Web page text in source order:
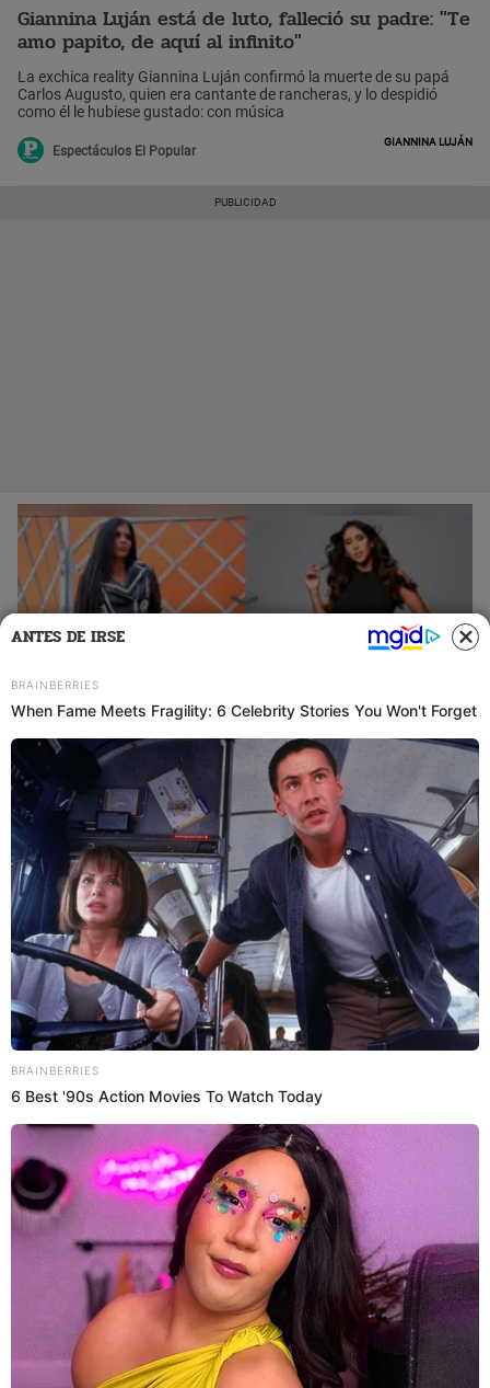
Giannina Luján está de luto, falleció su padre: "Te
amo papito, de aquí al infinito"
La exchica reality Giannina Luján confirmó la muerte de su papá
Carlos Augusto, quien era cantante de rancheras, y lo despidió
como él le hubiese gustado: con música
Espectáculos El Popular
Giannina Luján
26 Oct 2021 | 7:14 h
Giannina Luján aconseja a Melissa Paredes
mostrar pruebas de su verdad: “Así calla bocas”
¡Se solidariza! Giannina Luján no cree que Melissa Paredes se esté
victimizando y le recomendó mostrar pruebas para limpiar su
imagen.
Juana Aspilcueta
Giannina Luján
10 Sep 2021 | 16:03 h
Giannina Luján le 'baja el dedo' a Tilsa como
jurado en Reinas del show: “No sabe nada de
¡Se manda con todo! Giannina Luján afirmó que Tilsa Lozano tiene
ANTES DE IRSE